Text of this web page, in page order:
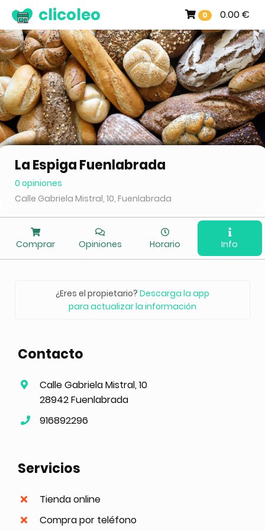
0 0.00 €
clicoleo
La Espiga Fuenlabrada
0 opiniones
Calle Gabriela Mistral, 10, Fuenlabrada
Comprar Opiniones Horario Info
¿Eres el propietario? Descarga la app
para actualizar la información
Contacto
Calle Gabriela Mistral, 10
28942 Fuenlabrada
916892296
Servicios
Tienda online
Compra por teléfono